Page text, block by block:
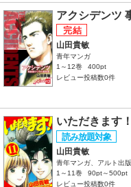
アクシデンツ
山田貴敏
青年マンガ
1～12巻
400pt
レビュー投稿数0件
いただきます
山田貴敏
青年マンガ、アルト出版
1～11巻
90pt～500pt
レビュー投稿数0件